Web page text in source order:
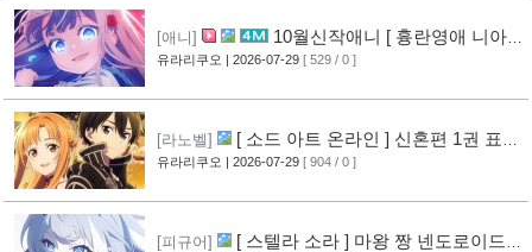
[애니]
10월신작애니 [ 흉란영애 니아
리스톤 ] PV 영상 공개 [13]
유라리쿠오 | 2026-07-29 [ 529 / 0 ]
[라노벨]
[ 소드 아트 온라인 ] 신혼편 1권 표지
공개 [16]
유라리쿠오 | 2026-07-29 [ 904 / 0 ]
[피규어]
[ 스텔라 소라 ] 마왕 짱 넨도로이드